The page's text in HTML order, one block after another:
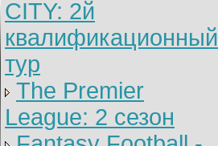
CITY: 2й
квалификационный
тур
The Premier
League: 2 cезон